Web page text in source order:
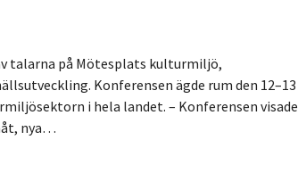
talarna på Mötesplats kulturmiljö,
Konferensen ägde rum den 12–13
i hela landet. – Konferensen visade
nya…